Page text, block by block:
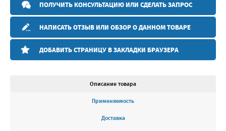
ПОЛУЧИТЬ КОНСУЛЬТАЦИЮ ИЛИ СДЕЛАТЬ ЗАПРОС
НАПИСАТЬ ОТЗЫВ ИЛИ ОБЗОР О ДАННОМ ТОВАРЕ
ДОБАВИТЬ СТРАНИЦУ В ЗАКЛАДКИ БРАУЗЕРА
Описание товара
Применяемость
Доставка